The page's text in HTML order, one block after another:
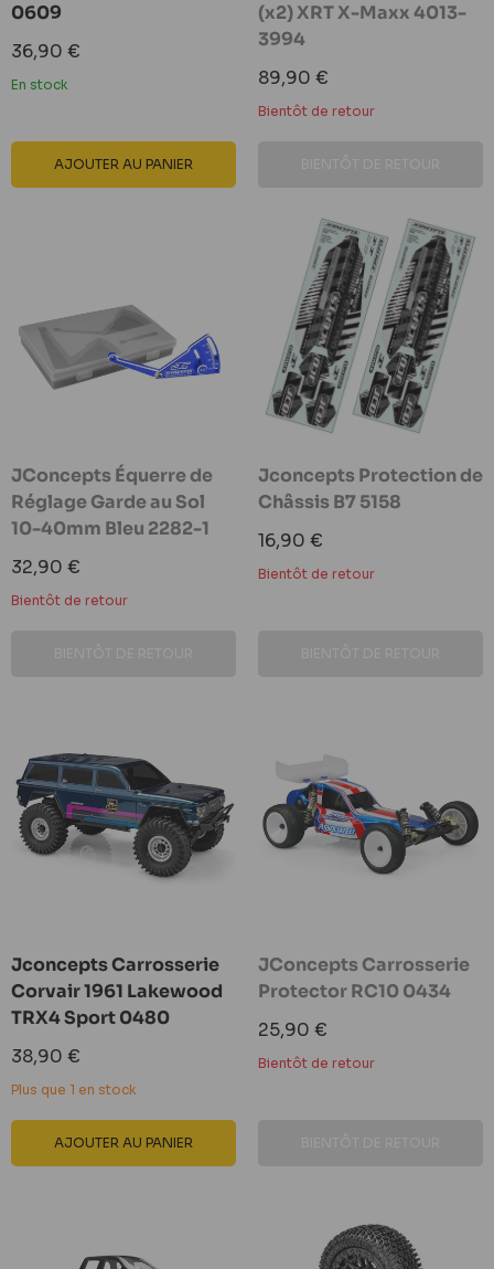
0609
Prix
réduit
36,90 €
En stock
AJOUTER AU PANIER
(x2) XRT X-Maxx 4013-
3994
Prix
réduit
89,90 €
Bientôt de retour
JConcepts Équerre de
Réglage Garde au Sol
10-40mm Bleu 2282-1
Prix
réduit
32,90 €
Bientôt de retour
Jconcepts Protection de
Châssis B7 5158
Prix
réduit
16,90 €
Bientôt de retour
Jconcepts Carrosserie
Corvair 1961 Lakewood
TRX4 Sport 0480
Prix
réduit
38,90 €
Plus que 1 en stock
AJOUTER AU PANIER
JConcepts Carrosserie
Protector RC10 0434
Prix
réduit
25,90 €
Bientôt de retour